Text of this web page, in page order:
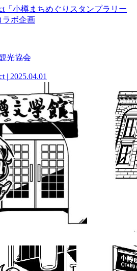
「小樽まちめぐりスタンプラリー
ラボ企画
光協会
| 2025.04.01